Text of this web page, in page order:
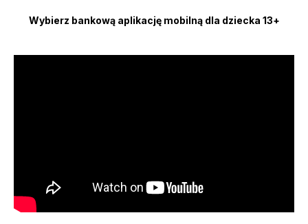
Wybierz bankową aplikację mobilną dla dziecka 13+